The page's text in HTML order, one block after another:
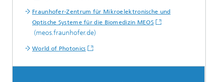
Fraunhofer-Zentrum für Mikroelektronische und
Optische Systeme für die Biomedizin MEOS
(meos.fraunhofer.de)
World of Photonics